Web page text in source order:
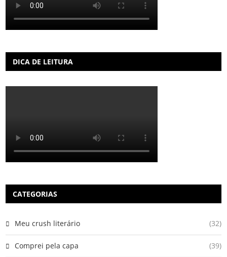
DICA DE LEITURA
CATEGORIAS
Meu crush literário (32)
Comprei pela capa (39)